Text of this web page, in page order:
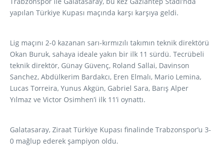
yapılan Türkiye Kupası maçında karşı karşıya geldi.
Lig maçını 2-0 kazanan sarı-kırmızılı takımın teknik direktörü
Okan Buruk, sahaya ideale yakın bir ilk 11 sürdü. Tecrübeli
teknik direktör, Günay Güvenç, Roland Sallai, Davinson
Sanchez, Abdülkerim Bardakcı, Eren Elmalı, Mario Lemina,
Lucas Torreira, Yunus Akgün, Gabriel Sara, Barış Alper
Yılmaz ve Victor Osimhen’i ilk 11’i oynattı.
Galatasaray, Ziraat Türkiye Kupası finalinde Trabzonspor’u 3-
0 mağlup ederek şampiyon oldu.